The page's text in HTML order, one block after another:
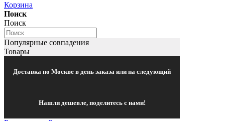
Корзина
Поиск
Поиск
Популярные совпадения
Товары
Доставка по Москве в день заказа или на следующий
Нашли дешевле, поделитесь с нами!